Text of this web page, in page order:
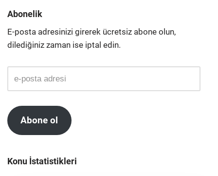
Abonelik
E-posta adresinizi girerek ücretsiz abone olun,
dilediğiniz zaman ise iptal edin.
Abone ol
Konu İstatistikleri